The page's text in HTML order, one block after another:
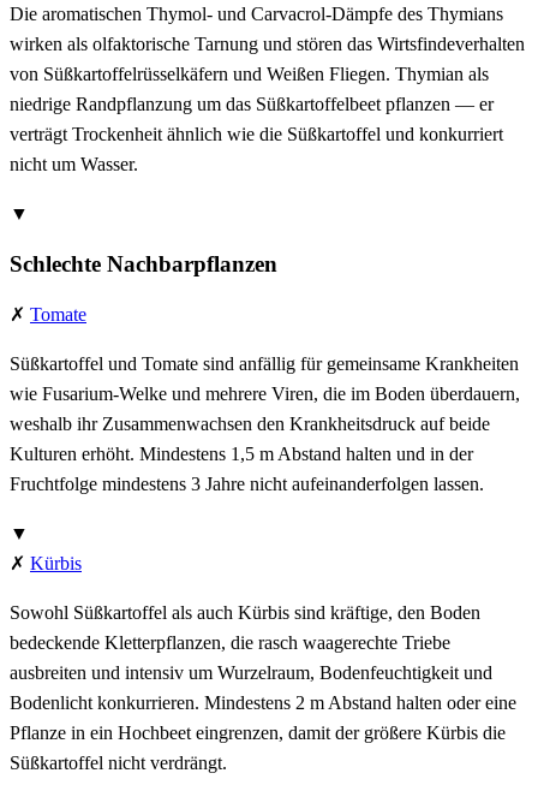
Die aromatischen Thymol- und Carvacrol-Dämpfe des Thymians
wirken als olfaktorische Tarnung und stören das Wirtsfindeverhalten
von Süßkartoffelrüsselkäfern und Weißen Fliegen. Thymian als
niedrige Randpflanzung um das Süßkartoffelbeet pflanzen — er
verträgt Trockenheit ähnlich wie die Süßkartoffel und konkurriert
nicht um Wasser.
▼
Schlechte Nachbarpflanzen
✗ Tomate
Süßkartoffel und Tomate sind anfällig für gemeinsame Krankheiten
wie Fusarium-Welke und mehrere Viren, die im Boden überdauern,
weshalb ihr Zusammenwachsen den Krankheitsdruck auf beide
Kulturen erhöht. Mindestens 1,5 m Abstand halten und in der
Fruchtfolge mindestens 3 Jahre nicht aufeinanderfolgen lassen.
▼
✗ Kürbis
Sowohl Süßkartoffel als auch Kürbis sind kräftige, den Boden
bedeckende Kletterpflanzen, die rasch waagerechte Triebe
ausbreiten und intensiv um Wurzelraum, Bodenfeuchtigkeit und
Bodenlicht konkurrieren. Mindestens 2 m Abstand halten oder eine
Pflanze in ein Hochbeet eingrenzen, damit der größere Kürbis die
Süßkartoffel nicht verdrängt.